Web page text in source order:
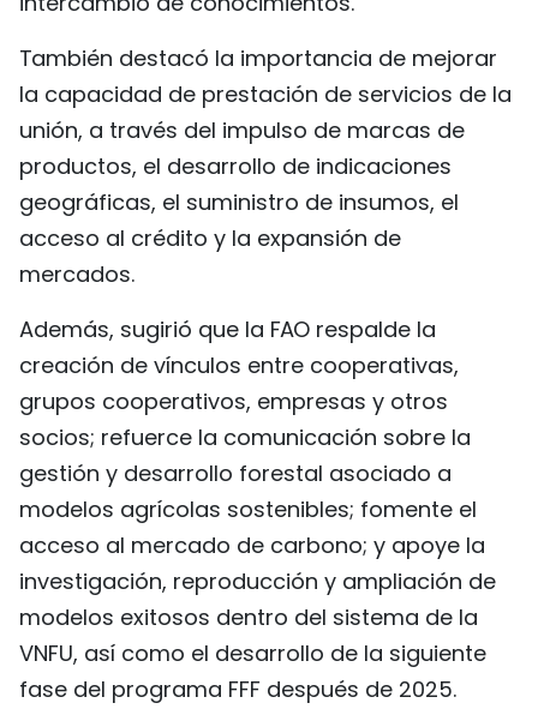
También destacó la importancia de mejorar
la capacidad de prestación de servicios de la
unión, a través del impulso de marcas de
productos, el desarrollo de indicaciones
geográficas, el suministro de insumos, el
acceso al crédito y la expansión de
mercados.
Además, sugirió que la FAO respalde la
creación de vínculos entre cooperativas,
grupos cooperativos, empresas y otros
socios; refuerce la comunicación sobre la
gestión y desarrollo forestal asociado a
modelos agrícolas sostenibles; fomente el
acceso al mercado de carbono; y apoye la
investigación, reproducción y ampliación de
modelos exitosos dentro del sistema de la
VNFU, así como el desarrollo de la siguiente
fase del programa FFF después de 2025.